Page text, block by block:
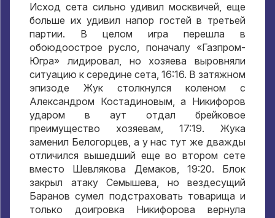
Исход сета сильно удивил москвичей,еще
больше их удивил напор гостей в третьей
партии. В целом игра перешла в
обоюдоострое русло, поначалу «Газпром-
Югра» лидировал, но хозяева выровняли
ситуацию к середине сета, 16:16. В затяжном
эпизоде Жук столкнулся коленом с
Александром Костадиновым,а Никифоров
ударом в аут отдал брейковое
преимущество хозяевам, 17:19. Жука
заменил Белогорцев, а у нас тут же дважды
отличился вышедший еще во втором сете
вместо Шевлякова Демаков, 19:20. Блок
закрыл атаку Семышева, но вездесущий
Баранов сумел подстраховать товарища и
только доигровка Никифорова вернула